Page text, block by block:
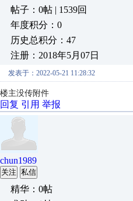
帖子：0帖 | 1539回
年度积分：0
历史总积分：47
注册：2018年5月07日
发表于：2022-05-21 11:28:32
楼主没传附件
回复 引用 举报
chun1989
关注 私信
精华：0帖